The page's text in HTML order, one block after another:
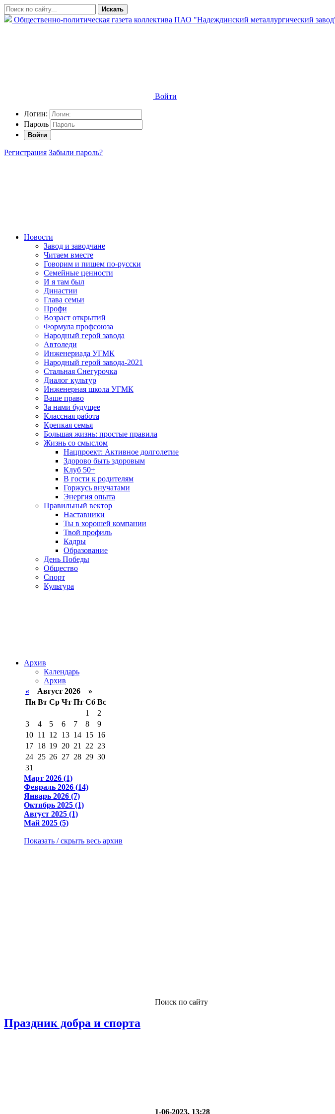
Искать
Общественно-политическая газета коллектива ПАО "Надеждинский металлургический
Войти
Логин:
Пароль
Войти
Регистрация Забыли пароль?
Новости
Завод и заводчане
Читаем вместе
Говорим и пишем по-русски
Семейные ценности
И я там был
Династии
Глава семьи
Профи
Возраст открытий
Формула профсоюза
Народный герой завода
Автоледи
Инженериада УГМК
Народный герой завода-2021
Стальная Снегурочка
Диалог культур
Инженерная школа УГМК
Ваше право
За нами будущее
Классная работа
Крепкая семья
Большая жизнь: простые правила
Жизнь со смыслом
Нацпроект: Активное долголетие
Здорово быть здоровым
Клуб 50+
В гости к родителям
Горжусь внучатами
Энергия опыта
Правильный вектор
Наставники
Ты в хорошей компании
Твой профиль
Кадры
Образование
День Победы
Общество
Спорт
Культура
Архив
Календарь
Архив
« Август 2026 »
Пн Вт Ср Чт Пт Сб Вс
1
2
3
4 5 6 7 8
9
10 11 12 13 14 15 16
17 18 19 20 21 22 23
24 25 26 27 28 29 30
31
Март 2026 (1)
Февраль 2026 (14)
Январь 2026 (7)
Октябрь 2025 (1)
Август 2025 (1)
Май 2025 (5)
Показать / скрыть весь архив
Поиск по сайту
Праздник добра и спорта
1-06-2023, 13:28